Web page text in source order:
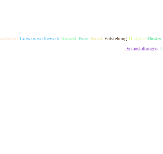
Literaturwettbewerb Konzert Born Kunst Entstehung Historie Theater
Veranstaltungen